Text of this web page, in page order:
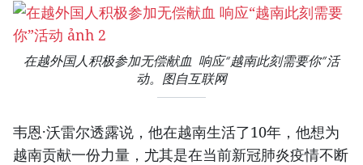
在越外国人积极参加无偿献血 响应“越南此刻需要你”活
动。图自互联网
韦恩·沃雷尔透露说，他在越南生活了10年，他想为
越南贡献一份力量，尤其是在当前新冠肺炎疫情不断